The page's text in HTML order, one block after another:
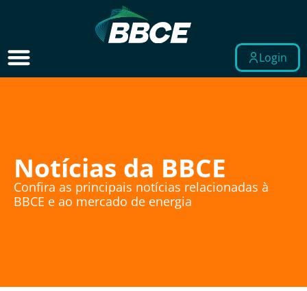
Login
Notícias da BBCE
Confira as principais notícias relacionadas à
BBCE e ao mercado de energia